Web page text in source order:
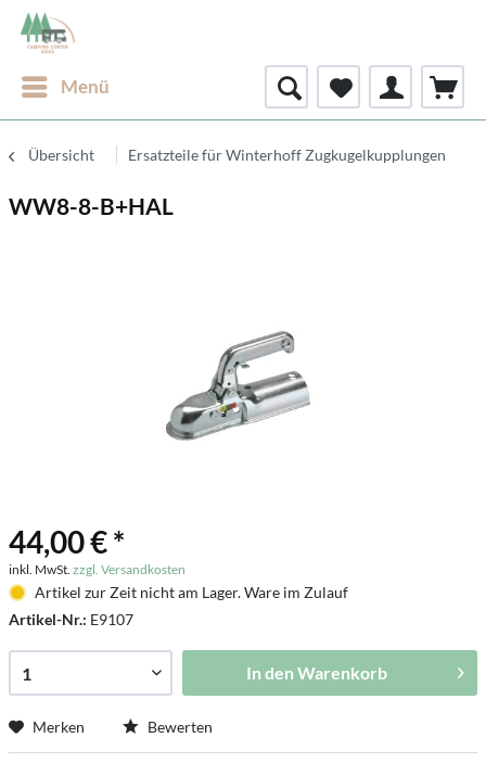
Menü
Übersicht Ersatzteile für Winterhoff Zugkugelkupplungen
WW8-8-B+HAL
44,00 € *
inkl. MwSt. zzgl. Versandkosten
Artikel zur Zeit nicht am Lager. Ware im Zulauf
Artikel-Nr.: E9107
In den Warenkorb
Merken Bewerten